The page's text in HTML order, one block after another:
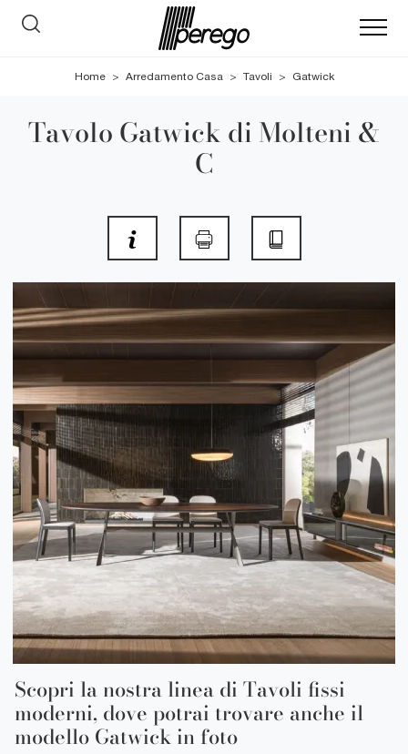
Home > Arredamento Casa > Tavoli > Gatwick
Tavolo Gatwick di Molteni &
C
Scopri la nostra linea di Tavoli fissi
moderni, dove potrai trovare anche il
modello Gatwick in foto